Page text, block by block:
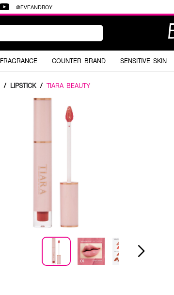
@EVEANDBOY
FRAGRANCE COUNTER BRAND SENSITIVE SKIN
/ LIPSTICK / TIARA BEAUTY